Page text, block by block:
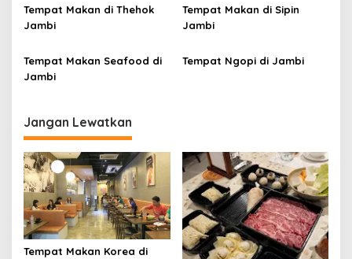
Tempat Makan di Thehok
Jambi
Tempat Makan di Sipin
Jambi
Tempat Makan Seafood di
Jambi
Tempat Ngopi di Jambi
Jangan Lewatkan
Tempat Makan Korea di